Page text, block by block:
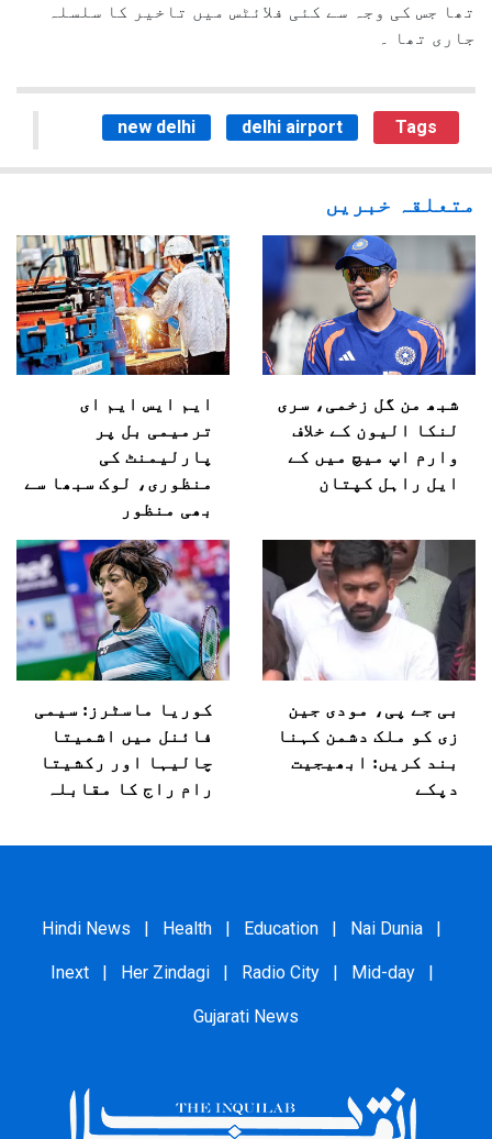
تھا جس کی وجہ سے کئی فلائٹس میں تاخیر کا سلسلہ
جاری تھا ۔
new delhi delhi airport Tags
متعلقہ خبریں
شبھ من گل زخمی، سری
لنکا الیون کے خلاف
وارم اپ میچ میں کے
ایل راہل کپتان
ایم ایس ایم ای
ترمیمی بل پر
پارلیمنٹ کی
منظوری، لوک سبھا سے
بھی منظور
بی جے پی، مودی جین
زی کو ملک دشمن کہنا
بند کریں: ابھیجیت
دپکے
کوریا ماسٹرز: سیمی
فائنل میں اشمیتا
چالیہا اور رکشیتا
رام راج کا مقابلہ
Hindi News | Health | Education | Nai Dunia |
Inext | Her Zindagi | Radio City | Mid-day |
Gujarati News